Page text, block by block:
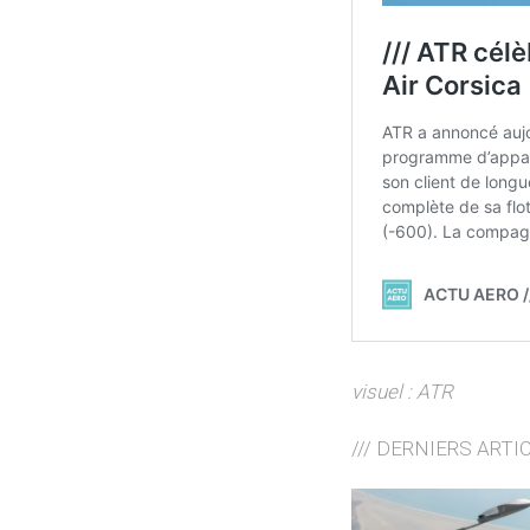
visuel : ATR
/// DERNIERS